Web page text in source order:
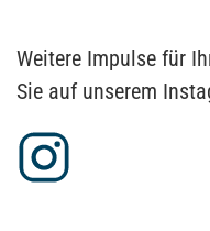
Weitere Impulse für
Sie auf unserem